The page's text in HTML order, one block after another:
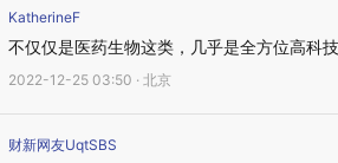
KatherineF
不仅仅是医药生物这类，几乎是全方位高科
2022-12-25 03:50 · 北京
财新网友UqtSBS